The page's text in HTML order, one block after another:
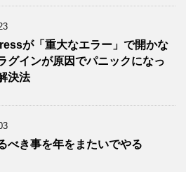
が「重大なエラー」で開かな
グインが原因でパニックになっ
決法
べき事を年をまたいでやる